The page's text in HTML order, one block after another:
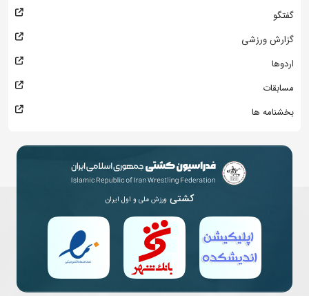
گفتگو
گزارش ورزشی
اردوها
مسابقات
بخشنامه ها
کشتی ورزش ملی و اول ایران